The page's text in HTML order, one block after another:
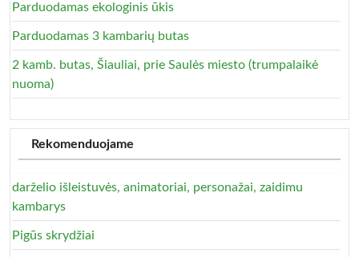
Parduodamas ekologinis ūkis
Parduodamas 3 kambarių butas
2 kamb. butas, Šiauliai, prie Saulės miesto (trumpalaikė
nuoma)
Rekomenduojame
darželio išleistuvės, animatoriai, personažai, zaidimu
kambarys
Pigūs skrydžiai